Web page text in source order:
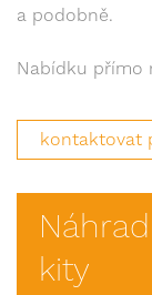
a podobně.
Nabídku přímo
kontaktovat
kity